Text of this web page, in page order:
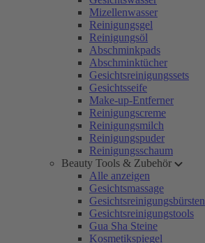
Mizellenwasser
Reinigungsgel
Reinigungsöl
Abschminkpads
Abschminktücher
Gesichtsreinigungssets
Gesichtsseife
Make-up-Entferner
Reinigungscreme
Reinigungsmilch
Reinigungspuder
Reinigungsschaum
Beauty Tools & Zubehör
Alle anzeigen
Gesichtsmassage
Gesichtsreinigungsbürsten
Gesichtsreinigungstools
Gua Sha Steine
Kosmetikspiegel